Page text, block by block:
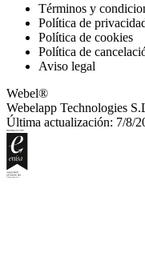
Términos y
Política de
Política de cookies
Política de
Aviso legal
Webel®
Webelapp Technologies
Última actualización: 7/8/